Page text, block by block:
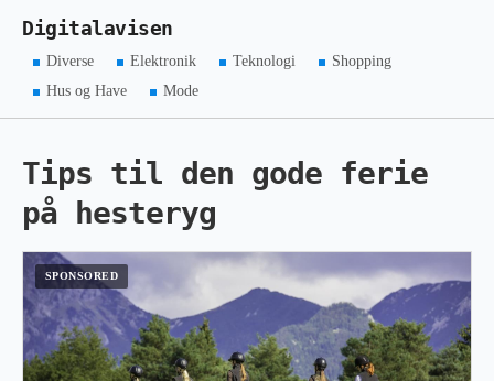
Digitalavisen
Diverse Elektronik Teknologi
Shopping
Hus og Have
Mode
Tips til den gode ferie
på hesteryg